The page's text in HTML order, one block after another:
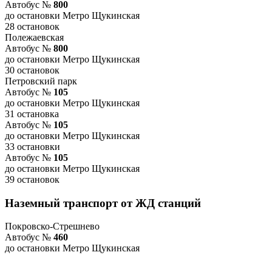
Автобус № 800
до остановки Метро Щукинская
28 остановок
Полежаевская
Автобус № 800
до остановки Метро Щукинская
30 остановок
Петровский парк
Автобус № 105
до остановки Метро Щукинская
31 остановка
Автобус № 105
до остановки Метро Щукинская
33 остановки
Автобус № 105
до остановки Метро Щукинская
39 остановок
Наземный транспорт от ЖД станций
Покровско-Стрешнево
Автобус № 460
до остановки Метро Щукинская